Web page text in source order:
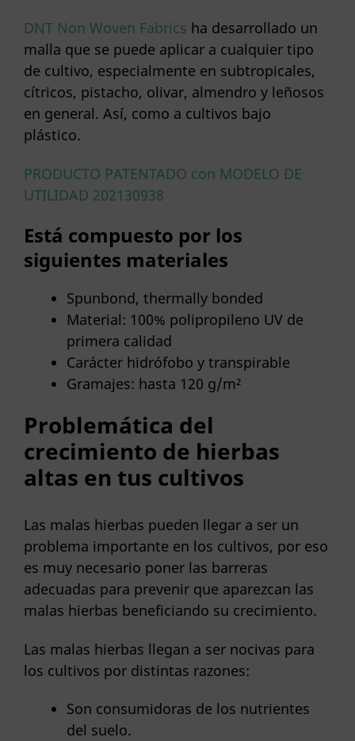
DNT Non Woven Fabrics ha desarrollado un
malla que se puede aplicar a cualquier tipo
de cultivo, especialmente en subtropicales,
cítricos, pistacho, olivar, almendro y leñosos
en general. Así, como a cultivos bajo
plástico.
PRODUCTO PATENTADO con MODELO DE
UTILIDAD 202130938
Está compuesto por los
siguientes materiales
Spunbond, thermally bonded
Material: 100% polipropileno UV de
primera calidad
Carácter hidrófobo y transpirable
Gramajes: hasta 120 g/m²
Problemática del
crecimiento de hierbas
altas en tus cultivos
Las malas hierbas pueden llegar a ser un
problema importante en los cultivos, por eso
es muy necesario poner las barreras
adecuadas para prevenir que aparezcan las
malas hierbas beneficiando su crecimiento.
Las malas hierbas llegan a ser nocivas para
los cultivos por distintas razones:
Son consumidoras de los nutrientes
del suelo.